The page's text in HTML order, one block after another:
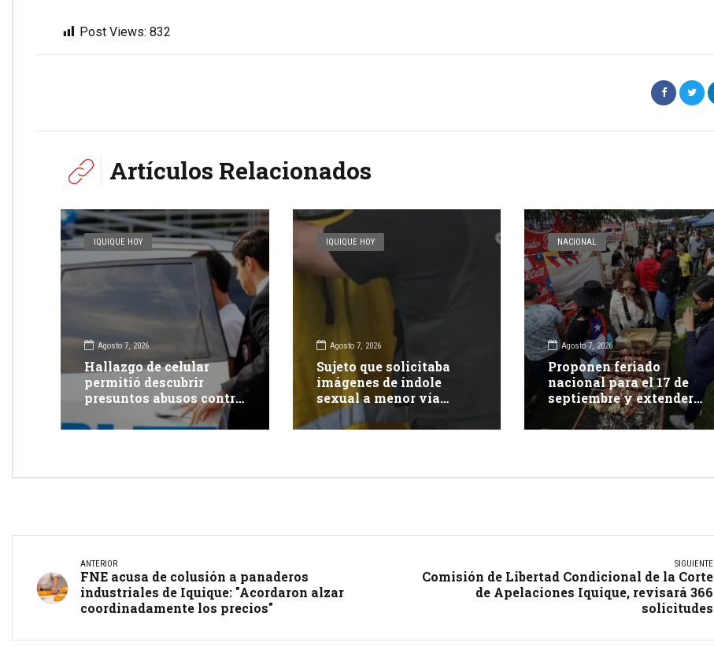
Post Views: 832
Artículos Relacionados
IQUIQUE HOY
Agosto 7, 2026
Hallazgo de celular
permitió descubrir
presuntos abusos contra
adolescente: dos adultos
fueron detenidos
IQUIQUE HOY
Agosto 7, 2026
Sujeto que solicitaba
imágenes de índole
sexual a menor vía
redes sociales queda
tras las rejas
NACIONAL
Agosto 7, 2026
Proponen feriado
nacional para el 17 de
septiembre y extender
Fiestas Patrias 2026
ANTERIOR
FNE acusa de colusión a panaderos
industriales de Iquique: "Acordaron alzar
coordinadamente los precios"
SIGUIENTE
Comisión de Libertad Condicional de la Corte
de Apelaciones Iquique, revisará 366
solicitudes